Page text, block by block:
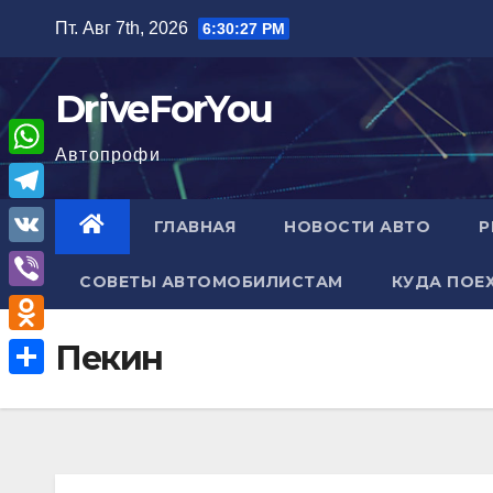
содержимому
Пт. Авг 7th, 2026 6:30:28 PM
DriveForYou
Автопрофи
ГЛАВНАЯ НОВОСТИ АВТО
СОВЕТЫ АВТОМОБИЛИСТАМ КУДА
Пекин
W
h
a
A
T
e
l
e
g
V
K
V
i
b
e
O